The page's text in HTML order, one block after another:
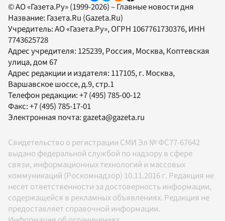
© АО «Газета.Ру» (1999-2026) – Главные новости дня
Название: Газета.Ru (Gazeta.Ru)
Учредитель:АО «Газета.Ру», ОГРН 1067761730376, ИНН
7743625728
Адрес учредителя: 125239, Россия, Москва, Коптевская
улица, дом 67
Адрес редакции и издателя: 117105, г. Москва,
Варшавское шоссе, д.9, стр.1
Телефон редакции:+7 (495) 785-00-12
Факс:+7 (495) 785-17-01
Электронная почта: gazeta@gazeta.ru
Свидетельство о регистрации СМИ Эл № ФС77-67642
выдано федеральной службой по надзору в сфере
связи, информационных технологий и массовых
коммуникаций (Роскомнадзор) 10.11.2016 г. Редакция не
несет ответственности за достоверность информации,
содержащейся в рекламных объявлениях. Редакция не
предоставляет справочной информации.